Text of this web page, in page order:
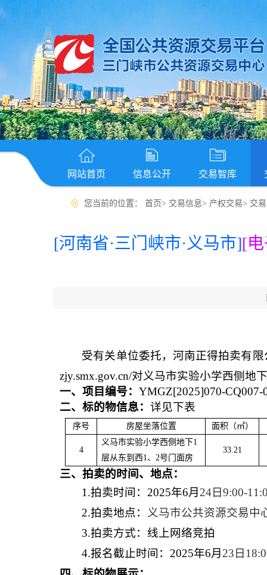
网站首页 信息公开 交易智库
您当前的位置： 首页> 交易信息> 产权交易> 交
[河南省·三门峡市·义马市][
受有关单位委托，河南正得拍卖有限
zjy.smx.gov.cn/对义马市实验小学西侧地下
一、项目编号： YMGZ[2025]070-CQ007-
二、标的物信息： 详见下表
序号 房屋坐落位置 面积（㎡）
4
义马市实验小学西侧地下1
层从东到西1、2号门面房
33.21
三、拍卖的时间、地点：
1 .拍卖时间： 2025年6月 24日9:00-1 1
2.拍卖地点：
义马市公共资源交易中
3.拍卖方式：线上网络竞拍
4.报名截止时间： 2025年6月 23 日 18:0